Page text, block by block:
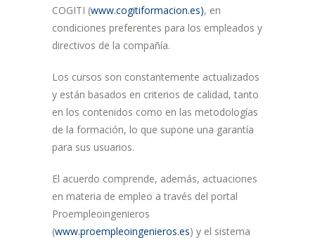
COGITI (www.cogitiformacion.es), en
condiciones preferentes para los empleados y
directivos de la compañía.
Los cursos son constantemente actualizados
y están basados en criterios de calidad, tanto
en los contenidos como en las metodologías
de la formación, lo que supone una garantía
para sus usuarios.
El acuerdo comprende, además, actuaciones
en materia de empleo a través del portal
Proempleoingenieros
(www.proempleoingenieros.es) y el sistema